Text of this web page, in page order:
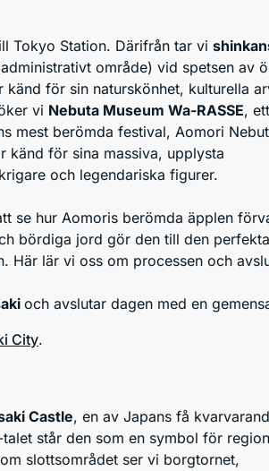
Tokyo Station. Därifrån tar vi
område) vid spetsen av
känd för sin naturskönhet, kulturella
vi Nebuta Museum Wa-RASSE, ett
mest berömda festival, Aomori
känd för sina massiva, upplysta
och legendariska figurer.
se hur Aomoris berömda äpplen
bördiga jord gör den till den
Här lär vi oss om processen och
och avslutar dagen med en
City.
Castle, en av Japans få
står den som en symbol för
slottsområdet ser vi borgtornet,